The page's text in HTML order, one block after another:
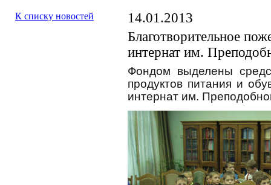
К списку новостей
14.01.2013
Благотворительное
интернат им.
Фондом выделены
продуктов питания и
интернат им.